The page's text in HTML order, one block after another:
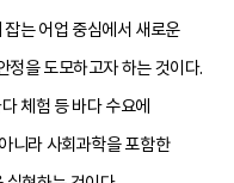
는 어업 중심에서 새로운
정을 도모하고자 하는 것이다.
체험 등 바다 수요에
니라 사회과학을 포함한